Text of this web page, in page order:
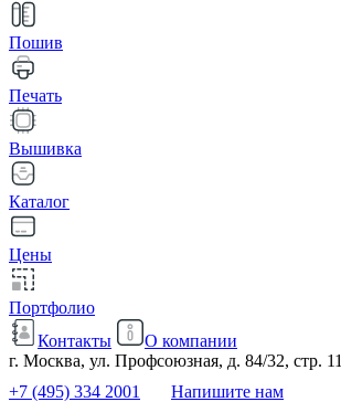
Пошив
Печать
Вышивка
Каталог
Цены
Портфолио
Контакты
О компании
г. Москва, ул. Профсоюзная, д. 84/32, стр. 11
+7 (495) 334 2001
Напишите нам